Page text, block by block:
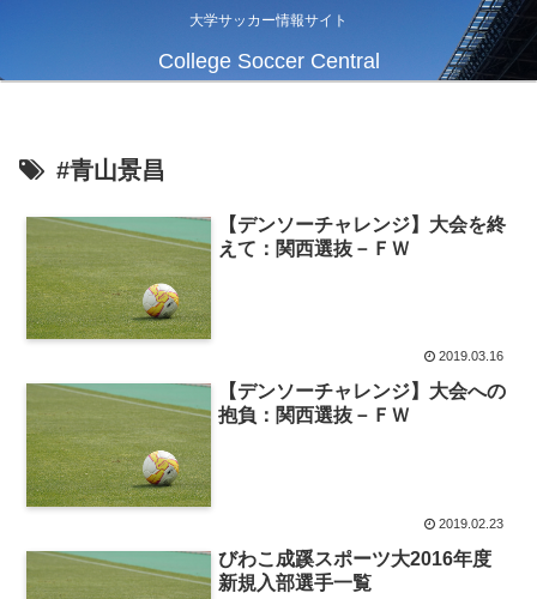
大学サッカー情報サイト
College Soccer Central
#青山景昌
【デンソーチャレンジ】大会を終
えて：関西選抜－ＦＷ
2019.03.16
【デンソーチャレンジ】大会への
抱負：関西選抜－ＦＷ
2019.02.23
びわこ成蹊スポーツ大2016年度
新規入部選手一覧